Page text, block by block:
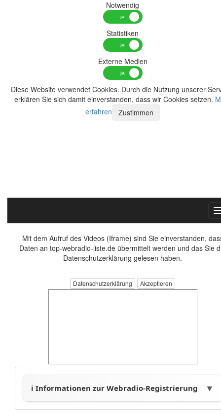
Notwendig
Statistiken
Externe Medien
Diese Website verwendet Cookies. Durch die Nutzung unserer
erklären Sie sich damit einverstanden, dass wir Cookies setzen.
erfahren
Zustimmen
Mit dem Aufruf des Videos (Iframe) sind Sie einverstanden,
Daten an top-webradio-liste.de übermittelt werden und das Sie
Datenschutzerklärung gelesen haben.
Datenschutzerklärung